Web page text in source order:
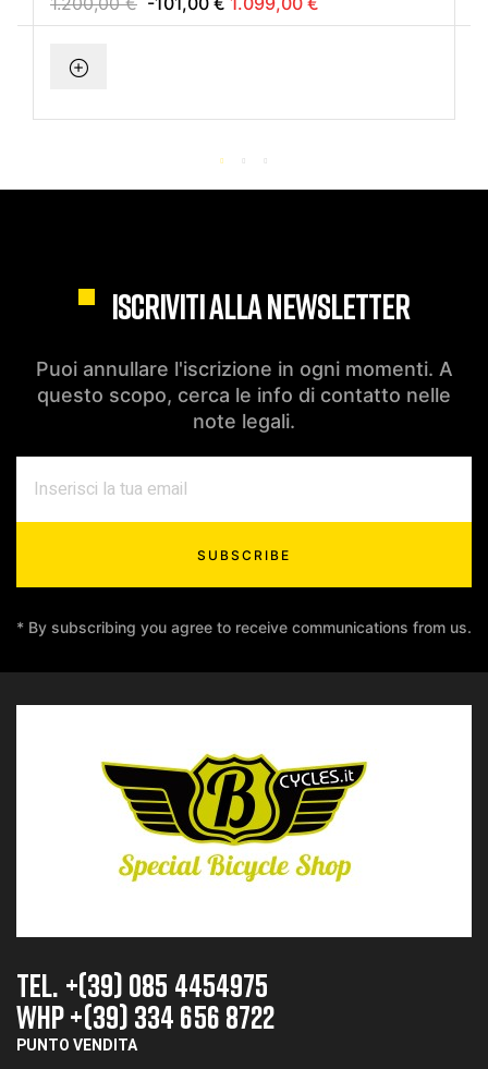
ISCRIVITI ALLA NEWSLETTER
Puoi annullare l'iscrizione in ogni momenti. A
questo scopo, cerca le info di contatto nelle
note legali.
SUBSCRIBE
* By subscribing you agree to receive communications from us.
TEL. +(39) 085 4454975
whp +(39) 334 656 8722
PUNTO VENDITA